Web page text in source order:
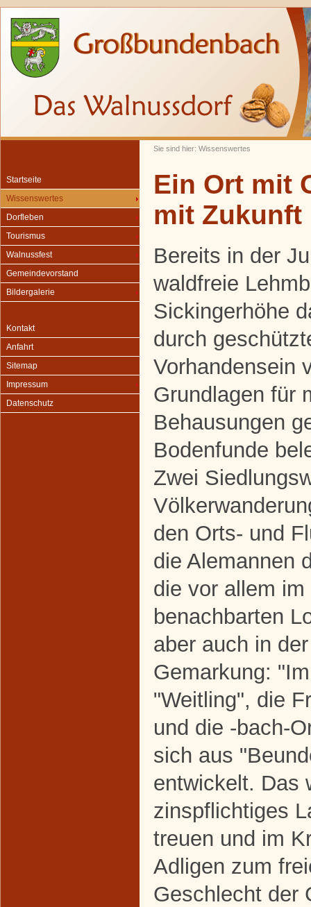
Sie sind hier: Wissenswertes
Startseite
Wissenswertes
Dorfleben
Tourismus
Walnussfest
Gemeindevorstand
Bildergalerie
Kontakt
Anfahrt
Sitemap
Impressum
Datenschutz
Ein Ort mit
mit Zukunft
Bereits in der
waldfreie
Sickingerhöhe
durch
Vorhandensein
Grundlagen für
Behausungen
Bodenfunde
Zwei
den Orts- und
die Alemannen
die vor allem
benachbarten
aber auch in
Gemarkung:
"Weitling", die
und die -bach-
sich aus
entwickelt. Das
zinspflichtiges
treuen und im
Adligen zum
Geschlecht der